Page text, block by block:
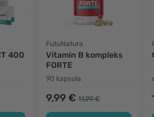
400
FutuNatura
Vitamin B kompleks
FORTE
90 kapsula
9,99 € 11,99 €